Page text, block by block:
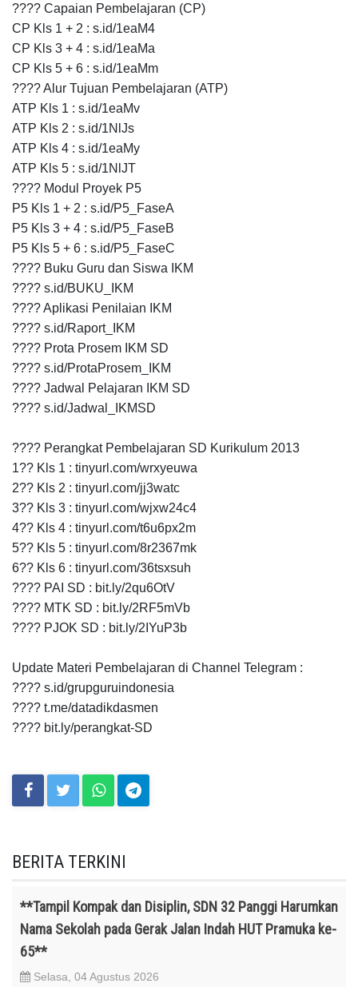
???? Capaian Pembelajaran (CP)
CP Kls 1 + 2 : s.id/1eaM4
CP Kls 3 + 4 : s.id/1eaMa
CP Kls 5 + 6 : s.id/1eaMm
???? Alur Tujuan Pembelajaran (ATP)
ATP Kls 1 : s.id/1eaMv
ATP Kls 2 : s.id/1NlJs
ATP Kls 4 : s.id/1eaMy
ATP Kls 5 : s.id/1NlJT
???? Modul Proyek P5
P5 Kls 1 + 2 : s.id/P5_FaseA
P5 Kls 3 + 4 : s.id/P5_FaseB
P5 Kls 5 + 6 : s.id/P5_FaseC
???? Buku Guru dan Siswa IKM
???? s.id/BUKU_IKM
???? Aplikasi Penilaian IKM
???? s.id/Raport_IKM
???? Prota Prosem IKM SD
???? s.id/ProtaProsem_IKM
???? Jadwal Pelajaran IKM SD
???? s.id/Jadwal_IKMSD
???? Perangkat Pembelajaran SD Kurikulum 2013
1?? Kls 1 : tinyurl.com/wrxyeuwa
2?? Kls 2 : tinyurl.com/jj3watc
3?? Kls 3 : tinyurl.com/wjxw24c4
4?? Kls 4 : tinyurl.com/t6u6px2m
5?? Kls 5 : tinyurl.com/8r2367mk
6?? Kls 6 : tinyurl.com/36tsxsuh
???? PAI SD : bit.ly/2qu6OtV
???? MTK SD : bit.ly/2RF5mVb
???? PJOK SD : bit.ly/2IYuP3b
Update Materi Pembelajaran di Channel Telegram :
???? s.id/grupguruindonesia
???? t.me/datadikdasmen
???? bit.ly/perangkat-SD
BERITA TERKINI
**Tampil Kompak dan Disiplin, SDN 32 Panggi Harumkan
Nama Sekolah pada Gerak Jalan Indah HUT Pramuka ke-
65**
Selasa, 04 Agustus 2026